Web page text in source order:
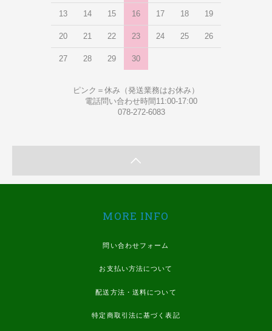
13 14 15 16 17 18 19
20 21 22 23 24 25 26
27 28 29 30
ピンク＝休み（発送業務はお休み）
電話問い合わせ時間11:00-17:00
078-272-6083
MORE INFO
問い合わせフォーム
お支払い方法について
配送方法・送料について
特定商取引法に基づく表記